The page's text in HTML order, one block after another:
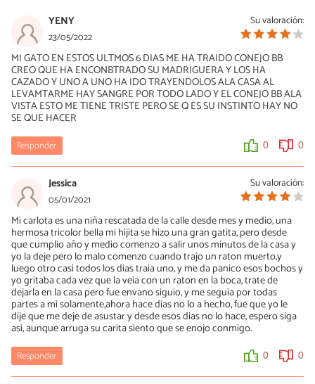
Su valoración:
YENY
23/05/2022
MI GATO EN ESTOS ULTMOS 6 DIAS ME HA TRAIDO CONEJO BB
CREO QUE HA ENCONBTRADO SU MADRIGUERA Y LOS HA
CAZADO Y UNO A UNO HA IDO TRAYENDOLOS ALA CASA AL
LEVAMTARME HAY SANGRE POR TODO LADO Y EL CONEJO BB ALA
VISTA ESTO ME TIENE TRISTE PERO SE Q ES SU INSTINTO HAY NO
SE QUE HACER
Responder 0 0
Su valoración:
Jessica
05/01/2021
Mi carlota es una niña rescatada de la calle desde mes y medio, una
hermosa tricolor bella mi hijita se hizo una gran gatita, pero desde
que cumplio año y medio comenzo a salir unos minutos de la casa y
yo la deje pero lo malo comenzo cuando trajo un raton muerto,y
luego otro casi todos los dias traia uno, y me da panico esos bochos y
yo gritaba cada vez que la veia con un raton en la boca, trate de
dejarla en la casa pero fue envano siguio, y me seguia por todas
partes a mi solamente,ahora hace dias no lo a hecho, fue que yo le
dije que me deje de asustar y desde esos dias no lo hace, espero siga
asi, aunque arruga su carita siento que se enojo conmigo.
Responder 0 0